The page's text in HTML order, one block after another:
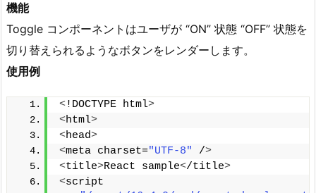
機能
Toggle コンポーネントはユーザが “ON” 状態 “OFF” 状態を
切り替えられるようなボタンをレンダーします。
使用例
<!DOCTYPE html>
<html>
<head>
<meta charset="UTF-8" />
<title>React sample</title>
<script